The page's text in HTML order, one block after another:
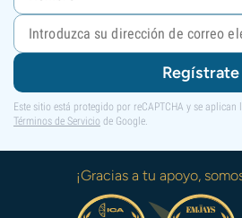
Regístrate
Este sitio está protegido por reCAPTCHA y se aplican
Términos de Servicio de Google.
¡Gracias a tu apoyo,